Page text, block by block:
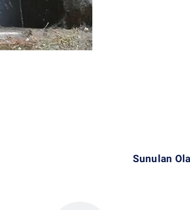
Sunulan